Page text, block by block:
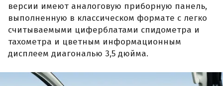
версии имеют аналоговую приборную панель,
выполненную в классическом формате с легко
считываемыми циферблатами спидометра и
тахометра и цветным информационным
дисплеем диагональю 3,5 дюйма.